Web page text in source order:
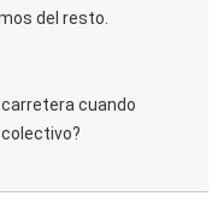
del resto.
cuando